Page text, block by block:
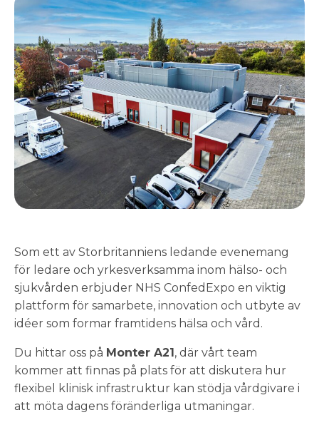
Som ett av Storbritanniens ledande evenemang
för ledare och yrkesverksamma inom hälso- och
sjukvården erbjuder NHS ConfedExpo en viktig
plattform för samarbete, innovation och utbyte av
idéer som formar framtidens hälsa och vård.
Du hittar oss på Monter A21, där vårt team
kommer att finnas på plats för att diskutera hur
flexibel klinisk infrastruktur kan stödja vårdgivare i
att möta dagens föränderliga utmaningar.